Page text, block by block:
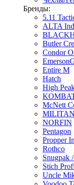
Бренды:
5.11
ALTA
Butler
Condor
Entire M
Hatch
High
McNett
NORFIN
Pentagon
Propper
Rothco
Snugpak
Stich Profi
Uncle